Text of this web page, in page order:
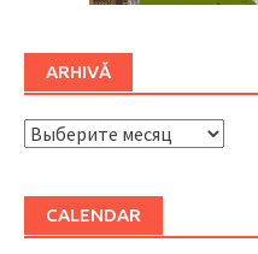
ARHIVĂ
ARHIVĂ
CALENDAR